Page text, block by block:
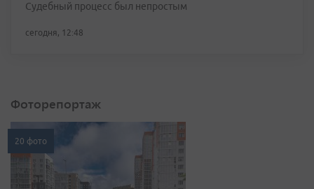
Судебный процесс был непростым
сегодня, 12:48
Фоторепортаж
20 фото